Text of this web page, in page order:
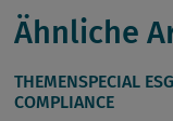
Ähnliche
THEMENSPECIAL
COMPLIANCE